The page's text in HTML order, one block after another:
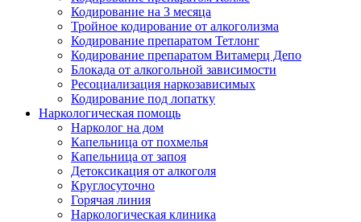
Кодирование на 3 месяца
Тройное кодирование от алкоголизма
Кодирование препаратом Тетлонг
Кодирование препаратом Витамерц Депо
Блокада от алкогольной зависимости
Ресоциализация наркозависимых
Кодирование под лопатку
Наркологическая помощь
Нарколог на дом
Капельница от похмелья
Капельница от запоя
Детоксикация от алкоголя
Круглосуточно
Горячая линия
Наркологическая клиника